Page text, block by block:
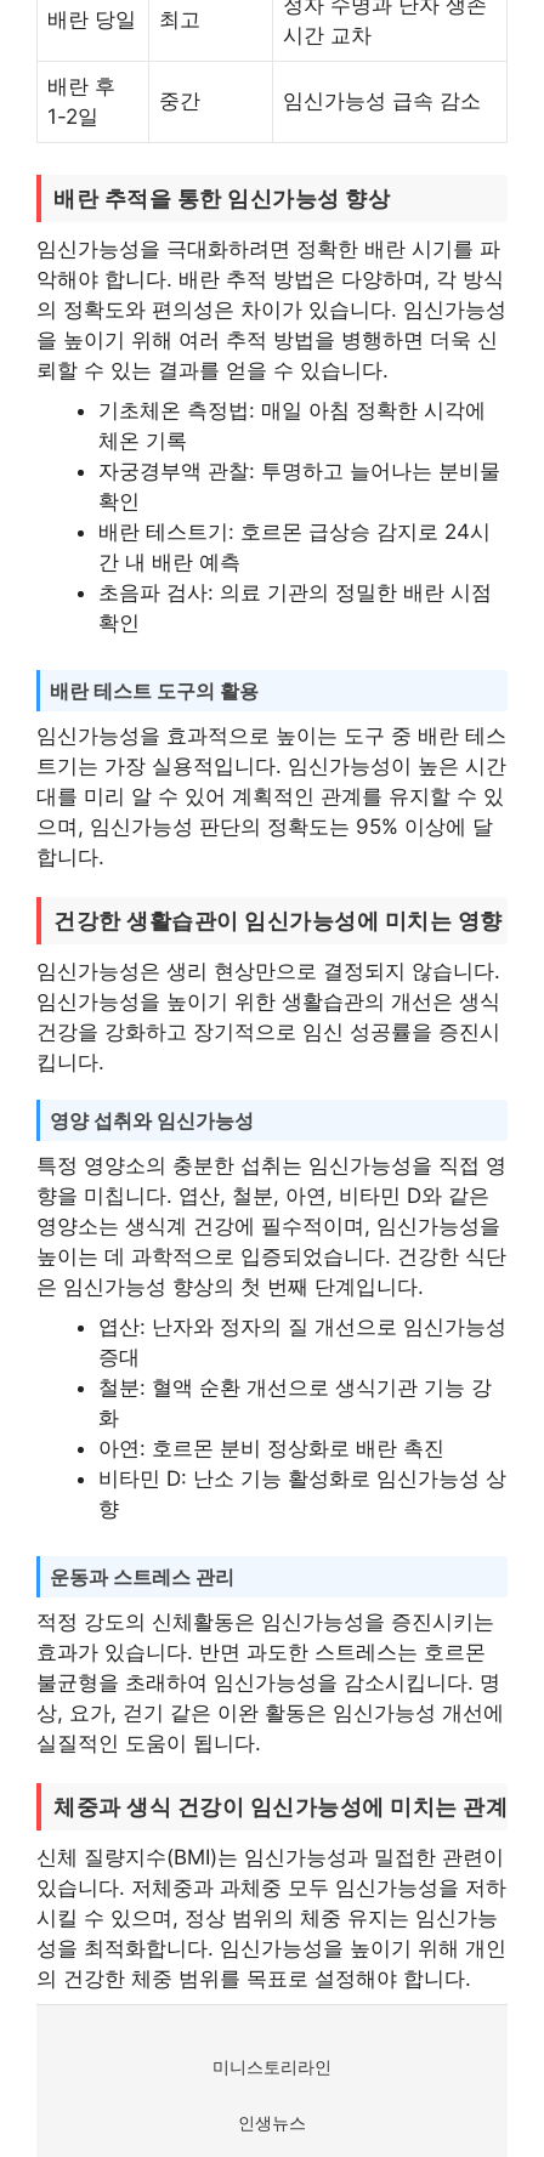
배란 당일 최고
정자 수명과 난자 생존
시간 교차
배란 후
1-2일
중간 임신가능성 급속 감소
배란 추적을 통한 임신가능성 향상
임신가능성을 극대화하려면 정확한 배란 시기를 파
악해야 합니다. 배란 추적 방법은 다양하며, 각 방식
의 정확도와 편의성은 차이가 있습니다. 임신가능성
을 높이기 위해 여러 추적 방법을 병행하면 더욱 신
뢰할 수 있는 결과를 얻을 수 있습니다.
기초체온 측정법: 매일 아침 정확한 시각에
체온 기록
자궁경부액 관찰: 투명하고 늘어나는 분비물
확인
배란 테스트기: 호르몬 급상승 감지로 24시
간 내 배란 예측
초음파 검사: 의료 기관의 정밀한 배란 시점
확인
배란 테스트 도구의 활용
임신가능성을 효과적으로 높이는 도구 중 배란 테스
트기는 가장 실용적입니다. 임신가능성이 높은 시간
대를 미리 알 수 있어 계획적인 관계를 유지할 수 있
으며, 임신가능성 판단의 정확도는 95% 이상에 달
합니다.
건강한 생활습관이 임신가능성에 미치는 영향
임신가능성은 생리 현상만으로 결정되지 않습니다.
임신가능성을 높이기 위한 생활습관의 개선은 생식
건강을 강화하고 장기적으로 임신 성공률을 증진시
킵니다.
영양 섭취와 임신가능성
특정 영양소의 충분한 섭취는 임신가능성을 직접 영
향을 미칩니다. 엽산, 철분, 아연, 비타민 D와 같은
영양소는 생식계 건강에 필수적이며, 임신가능성을
높이는 데 과학적으로 입증되었습니다. 건강한 식단
은 임신가능성 향상의 첫 번째 단계입니다.
엽산: 난자와 정자의 질 개선으로 임신가능성
증대
철분: 혈액 순환 개선으로 생식기관 기능 강
화
아연: 호르몬 분비 정상화로 배란 촉진
비타민 D: 난소 기능 활성화로 임신가능성 상
향
운동과 스트레스 관리
적정 강도의 신체활동은 임신가능성을 증진시키는
효과가 있습니다. 반면 과도한 스트레스는 호르몬
불균형을 초래하여 임신가능성을 감소시킵니다. 명
상, 요가, 걷기 같은 이완 활동은 임신가능성 개선에
실질적인 도움이 됩니다.
체중과 생식 건강이 임신가능성에 미치는 관계
신체 질량지수(BMI)는 임신가능성과 밀접한 관련이
있습니다. 저체중과 과체중 모두 임신가능성을 저하
시킬 수 있으며, 정상 범위의 체중 유지는 임신가능
성을 최적화합니다. 임신가능성을 높이기 위해 개인
의 건강한 체중 범위를 목표로 설정해야 합니다.
미니스토리라인
인생뉴스